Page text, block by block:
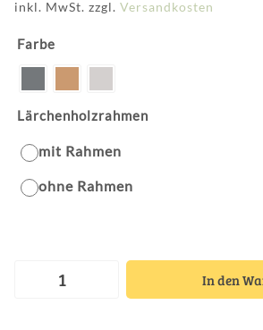
inkl. MwSt. zzgl. Versandkosten
Farbe
Lärchenholzrahmen
mit Rahmen
ohne Rahmen
In den